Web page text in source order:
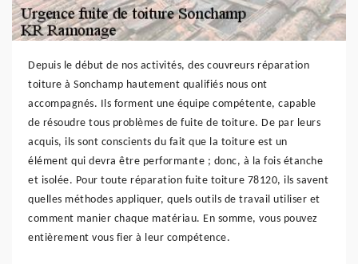
Depuis le début de nos activités, des couvreurs réparation
toiture à Sonchamp hautement qualifiés nous ont
accompagnés. Ils forment une équipe compétente, capable
de résoudre tous problèmes de fuite de toiture. De par leurs
acquis, ils sont conscients du fait que la toiture est un
élément qui devra être performante ; donc, à la fois étanche
et isolée. Pour toute réparation fuite toiture 78120, ils savent
quelles méthodes appliquer, quels outils de travail utiliser et
comment manier chaque matériau. En somme, vous pouvez
entièrement vous fier à leur compétence.